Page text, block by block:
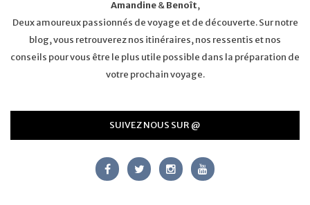
Amandine&Benoît,
Deux amoureux passionnés de voyage et de découverte. Sur notre
blog, vous retrouverez nos itinéraires, nos ressentis et nos
conseils pour vous être le plus utile possible dans la préparation de
votre prochain voyage.
SUIVEZ NOUS SUR @